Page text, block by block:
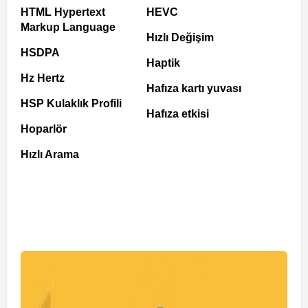
HTML Hypertext
Markup Language
HSDPA
Hz Hertz
HSP Kulaklık Profili
Hoparlör
Hızlı Arama
HEVC
Hızlı Değişim
Haptik
Hafıza kartı yuvası
Hafıza etkisi